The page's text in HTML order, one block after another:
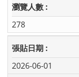
278
2026-06-01